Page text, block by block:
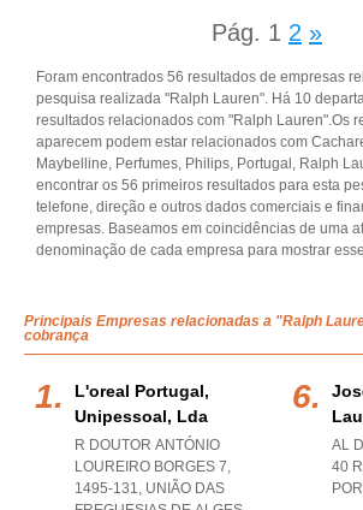
Pág. 1 2 »
Foram encontrados 56 resultados de empresas
pesquisa realizada "Ralph Lauren". Há 10
resultados relacionados com "Ralph Lauren".Os
aparecem podem estar relacionados com
Maybelline, Perfumes, Philips, Portugal, Ralph
encontrar os 56 primeiros resultados para esta
telefone, direção e outros dados comerciais e
empresas. Baseamos em coincidências de uma
denominação de cada empresa para mostrar
Principais Empresas relacionadas a "Ralph
cobrança
L'oreal Portugal,
Unipessoal, Lda
R DOUTOR ANTÓNIO
LOUREIRO BORGES 7,
1495-131, UNIÃO DAS
AL
40